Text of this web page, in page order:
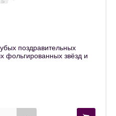
поздравительных
фольгированных звёзд и